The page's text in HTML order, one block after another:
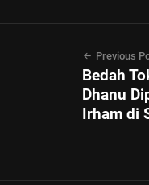
Previous
Bedah
Dhanu
Irham di